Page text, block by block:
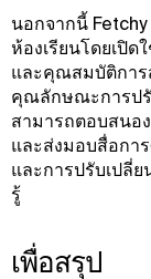
นอกจากนี้
ห้องเรียนโดยเปิด
และคุณสมบัติการ
คุณลักษณะการปรั
สามารถตอบสนอ
และส่งมอบสื่อกา
และการปรับเปลี่
รู้
เพื่อสรุป